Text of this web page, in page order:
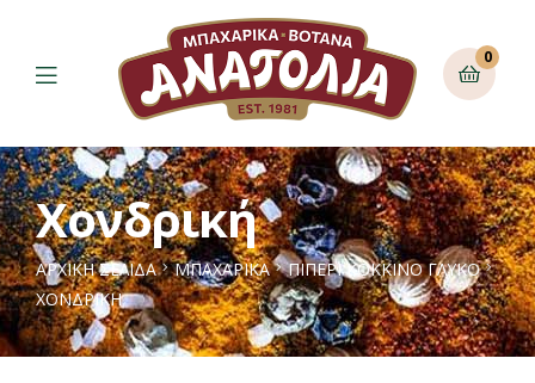
0
Χονδρική
ΑΡΧΙΚΉ ΣΕΛΊΔΑ ΜΠΑΧΑΡΙΚΑ
ΠΙΠΈΡΙ ΚΌΚΚΙΝΟ ΓΛΥΚΌ
ΧΟΝΔΡΙΚΉ